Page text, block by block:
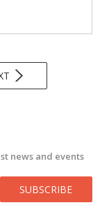
news and events
SUBSCRIBE